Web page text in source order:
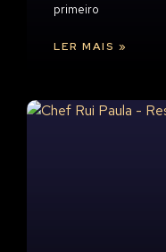
primeiro
LER MAIS »